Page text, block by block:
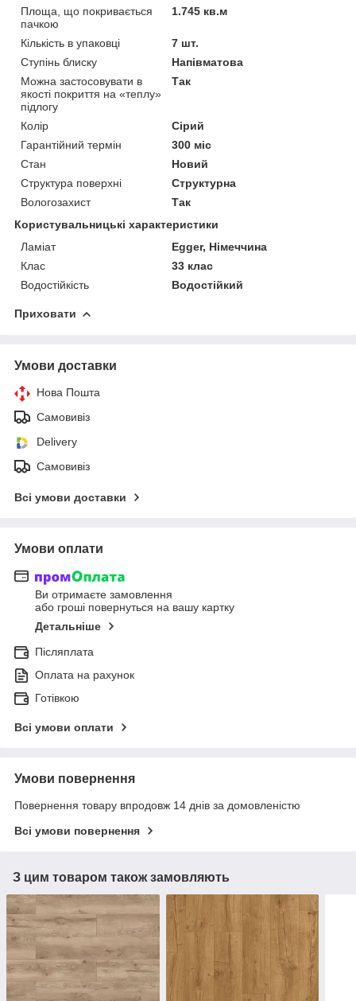
Площа, що покривається
пачкою
1.745 кв.м
Кількість в упаковці
7 шт.
Ступінь блиску
Напівматова
Можна застосовувати в
якості покриття на «теплу»
підлогу
Так
Колір
Сірий
Гарантійний термін
300 міс
Стан
Новий
Структура поверхні
Структурна
Вологозахист
Так
Користувальницькі характеристики
Ламіат
Egger, Німеччина
Клас
33 клас
Водостійкість
Водостійкий
Приховати
Умови доставки
Нова Пошта
Самовивіз
Delivery
Самовивіз
Всі умови доставки
Умови оплати
Ви отримаєте замовлення
або гроші повернуться на вашу картку
Детальніше
Післяплата
Оплата на рахунок
Готівкою
Всі умови оплати
Умови повернення
Повернення товару впродовж 14 днів за домовленістю
Всі умови повернення
З цим товаром також замовляють